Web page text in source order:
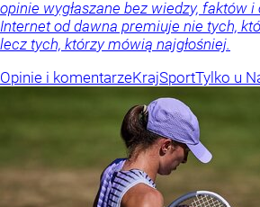
opinie wygłaszane bez wiedzy, faktów
Internet od dawna premiuje nie tych,
lecz tych, którzy mówią najgłośniej.
Opinie i komentarzeKrajSportTylko u